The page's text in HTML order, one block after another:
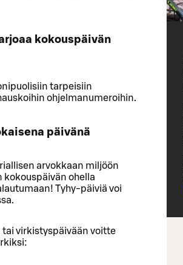
kokouspäivän
tarpeisiin
ohjelmanumeroihin.
päivänä
arvokkaan miljöön
kokouspäivän ohella
Tyhy-päiviä voi
tai virkistyspäivään voitte